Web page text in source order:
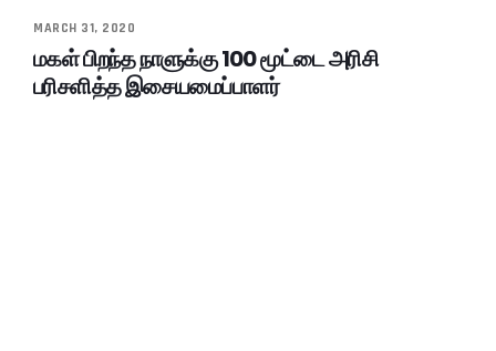
MARCH 31, 2020
மகள் பிறந்த நாளுக்கு 100 மூட்டை அரிசி
பரிசளித்த இசையமைப்பாளர்